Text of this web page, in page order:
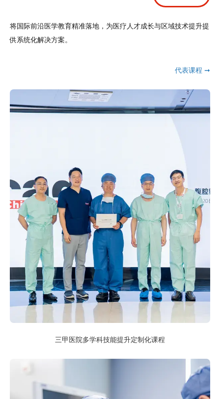
将国际前沿医学教育精准落地，为医疗人才成长与区域技术提升提
供系统化解决方案。
代表课程 ➞
三甲医院多学科技能提升定制化课程